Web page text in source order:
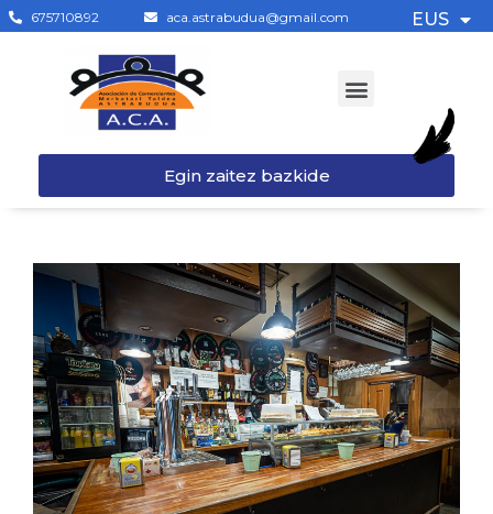
675710892 aca.astrabudua@gmail.com EUS
Egin zaitez bazkide